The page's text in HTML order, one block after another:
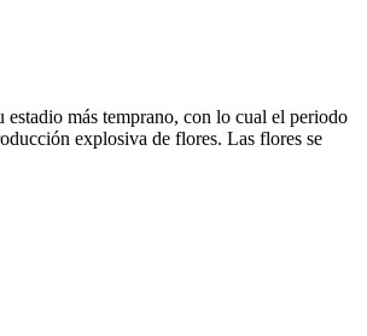
más temprano, con lo cual el periodo
explosiva de flores. Las flores se